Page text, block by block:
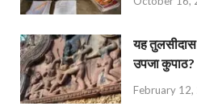
यह तुलसीदास
उपजा कुपाठ?
February 12,